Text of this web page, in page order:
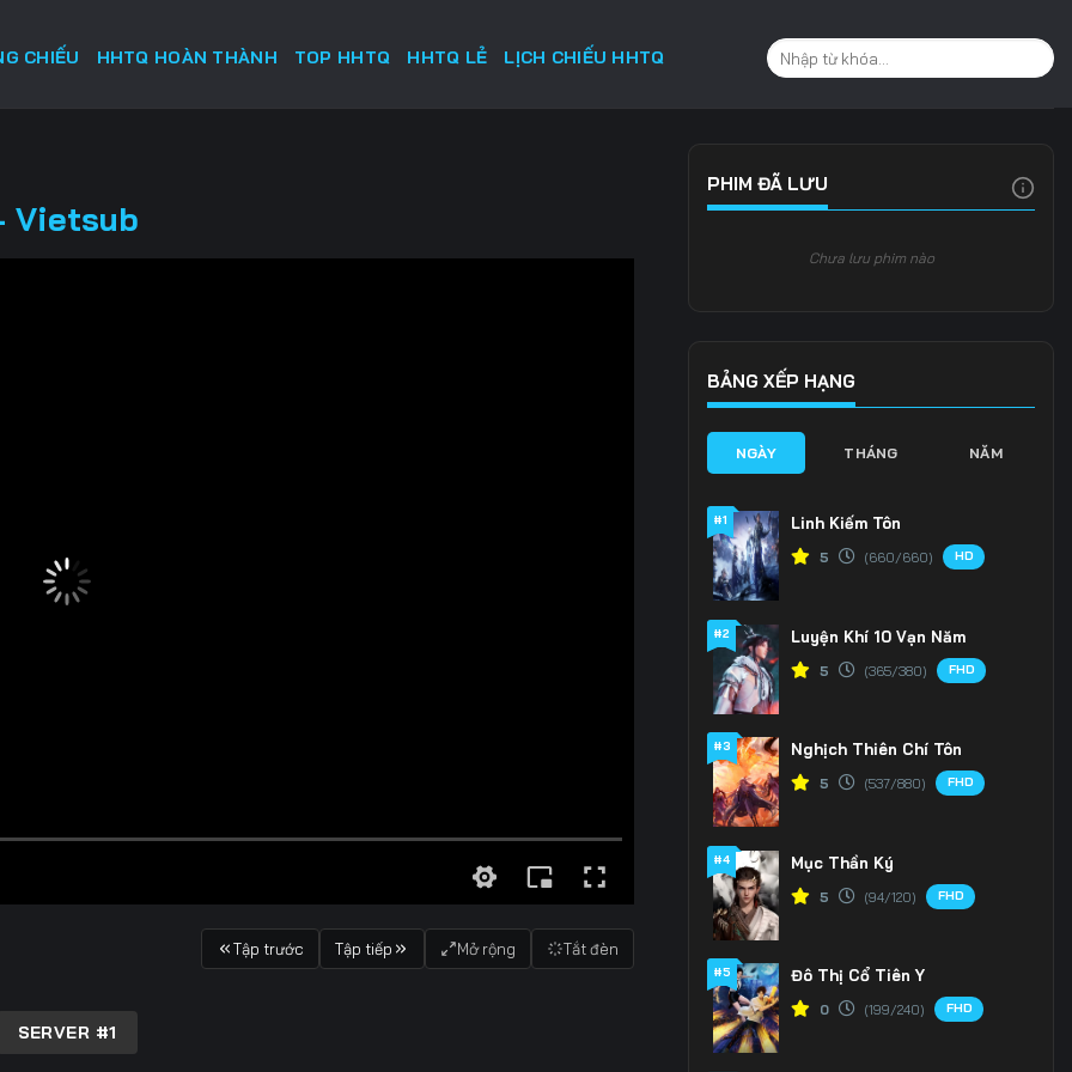
CHIẾU HHTQ HOÀN THÀNH TOP HHTQ HHTQ LẺ LỊCH CHIẾU HHTQ
Vietsub
Tập trước Tập tiếp Mở rộng Tắt đèn
SERVER #1
PHIM ĐÃ LƯU
Chưa lưu phim nào
BẢNG XẾP HẠNG
NGÀY THÁNG NĂM
#1 Linh Kiếm Tôn
5 (660/660) HD
#2 Luyện Khí 10 Vạn Năm
5 (365/380) FHD
#3 Nghịch Thiên Chí Tôn
5 (537/880) FHD
#4 Mục Thần Ký
5 (94/120) FHD
#5 Đô Thị Cổ Tiên Y
0 (199/240) FHD